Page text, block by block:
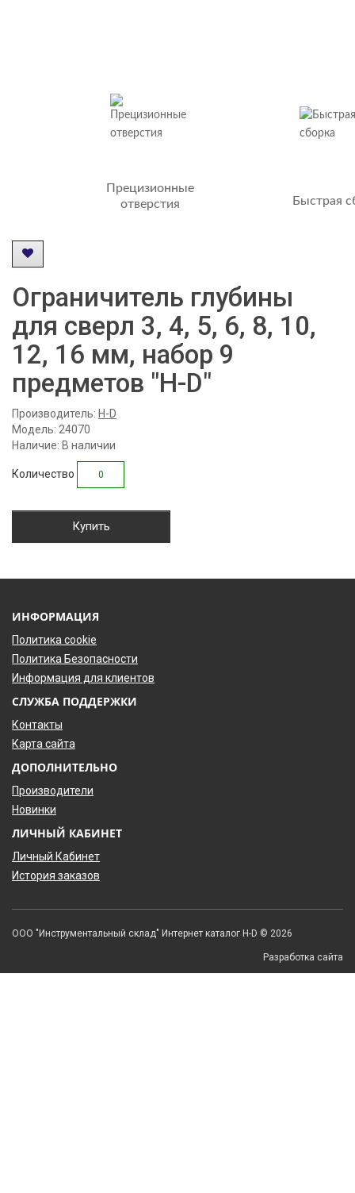
Прецизионные
отверстия
Быстрая
Ограничитель глубины
для сверл 3, 4, 5, 6, 8, 10,
12, 16 мм, набор 9
предметов "H-D"
Производитель: H-D
Модель: 24070
Наличие: В наличии
Количество
Купить
ИНФОРМАЦИЯ
Политика cookie
Политика Безопасности
Информация для клиентов
СЛУЖБА ПОДДЕРЖКИ
Контакты
Карта сайта
ДОПОЛНИТЕЛЬНО
Производители
Новинки
ЛИЧНЫЙ КАБИНЕТ
Личный Кабинет
История заказов
ООО "Инструментальный склад" Интернет каталог H-D © 2026
Разработка сайта